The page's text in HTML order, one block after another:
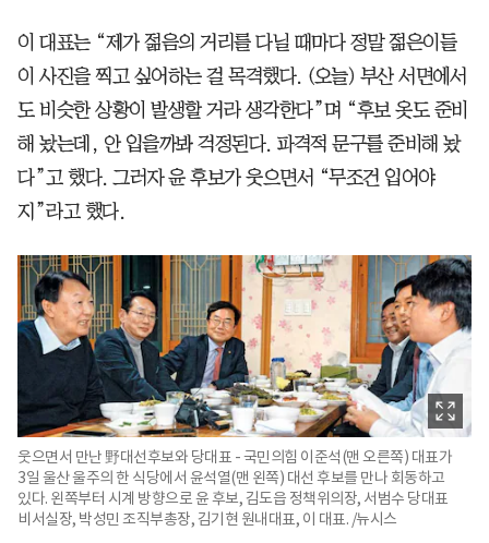
이 대표는 “제가 젊음의 거리를 다닐 때마다 정말 젊은이들
이 사진을 찍고 싶어하는 걸 목격했다. (오늘) 부산 서면에서
도 비슷한 상황이 발생할 거라 생각한다”며 “후보 옷도 준비
해 놨는데, 안 입을까봐 걱정된다. 파격적 문구를 준비해 놨
다”고 했다. 그러자 윤 후보가 웃으면서 “무조건 입어야
지”라고 했다.
웃으면서 만난 野대선후보와 당대표 - 국민의힘 이준석(맨 오른쪽) 대표가
3일 울산 울주의 한 식당에서 윤석열(맨 왼쪽) 대선 후보를 만나 회동하고
있다. 왼쪽부터 시계 방향으로 윤 후보, 김도읍 정책위의장, 서범수 당대표
비서실장, 박성민 조직부총장, 김기현 원내대표, 이 대표. /뉴시스